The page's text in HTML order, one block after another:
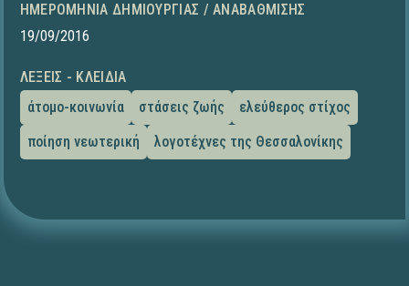
ΗΜΕΡΟΜΗΝΊΑ ΔΗΜΙΟΥΡΓΊΑΣ / ΑΝΑΒΆΘΜΙΣΗΣ
19/09/2016
ΛΈΞΕΙΣ - ΚΛΕΙΔΙΆ
άτομο-κοινωνία
στάσεις ζωής
ελεύθερος στίχος
ποίηση νεωτερική
λογοτέχνες της Θεσσαλονίκης